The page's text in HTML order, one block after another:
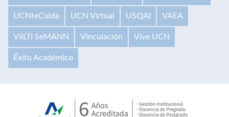
UCNteCuida UCN Virtual USQAI VAEA
VilLTI SeMANN Vinculación Vive UCN
Éxito Académico